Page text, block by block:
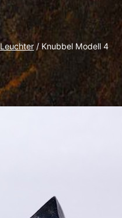
Leuchter/ Knubbel Modell 4